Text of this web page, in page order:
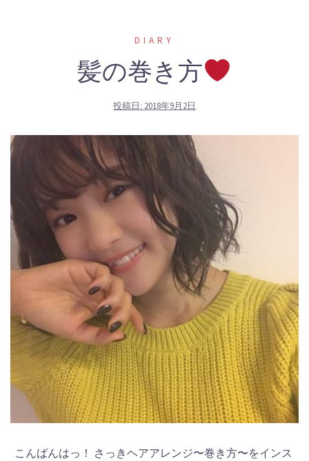
DIARY
髪の巻き方
投稿日: 2018年9月2日
こんばんはっ！ さっきヘアアレンジ〜巻き方〜をインス